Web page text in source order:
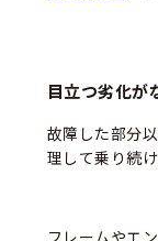
目立つ劣化が
故障した部分
理して乗り続